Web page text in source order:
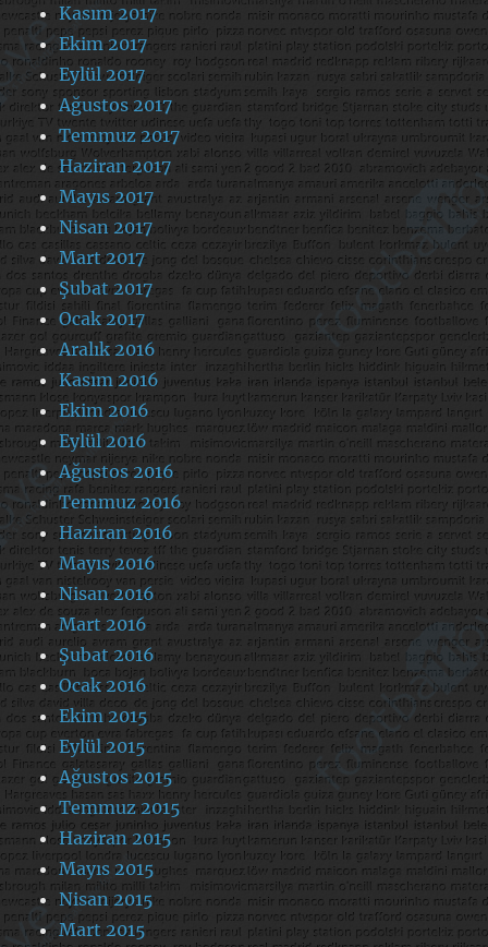
Kasım 2017
Ekim 2017
Eylül 2017
Ağustos 2017
Temmuz 2017
Haziran 2017
Mayıs 2017
Nisan 2017
Mart 2017
Şubat 2017
Ocak 2017
Aralık 2016
Kasım 2016
Ekim 2016
Eylül 2016
Ağustos 2016
Temmuz 2016
Haziran 2016
Mayıs 2016
Nisan 2016
Mart 2016
Şubat 2016
Ocak 2016
Ekim 2015
Eylül 2015
Ağustos 2015
Temmuz 2015
Haziran 2015
Mayıs 2015
Nisan 2015
Mart 2015